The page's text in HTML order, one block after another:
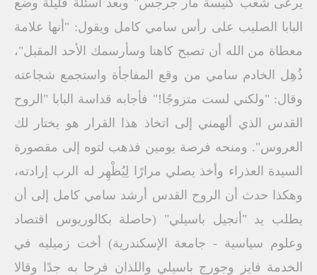
يرعى شعب كنيسة مار جرجس" وبعد أسئلة قليلة وضع
البابا الصليب على رأس سامي كامل ويقول: "أنها علامة
معطاة من الله أن تصبح كاهنا وسأرسمك الأحد المقبل"،
ذُهِل الخادم سامي من وقع المفاجأة واستجمع شجاعته
وقال: "ولكني لست متزوجًا!" فأجابه قداسة البابا "الروح
القدس الذي ألهمني إلى اتخاذ هذا القرار هو يختار لك
العروس". ومنحه فرصة يومين فذهب لتوه إلى مقصورة
السيدة العذراء وأخذ يصلي مرارًا لِيُظْهِر له الرب إرادته،
وهكذا حدث أن الروح القدس أرشد سامي كامل إلى أن
يطلب يد "أنجيل باسيلي" (حاصلة بكالوريوس اقتصاد
وعلوم سياسية - جامعة الإسكندرية) أخت زميليه في
الخدمة فايز وجورج باسيلي واللذان فرحا به جدًا وقالا